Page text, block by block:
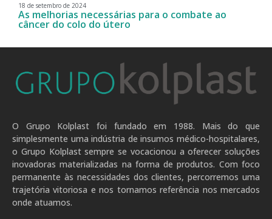
18 de setembro de 2024
As melhorias necessárias para o combate ao
câncer do colo do útero
O Grupo Kolplast foi fundado em 1988. Mais do que
simplesmente uma indústria de insumos médico-hospitalares,
o Grupo Kolplast sempre se vocacionou a oferecer soluções
inovadoras materializadas na forma de produtos. Com foco
permanente às necessidades dos clientes, percorremos uma
trajetória vitoriosa e nos tornamos referência nos mercados
onde atuamos.